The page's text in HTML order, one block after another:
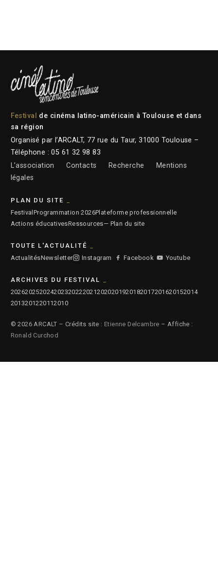
Festival
de cinéma latino-américain à Toulouse et dans
sa région
Organisé par l’ARCALT, 77 rue du Taur, 31000 Toulouse –
Téléphone : 05 61 32 98 83
L’association
Contacts Recherche
Mentions
légales
PLAN DU SITE
Festival Programmation 2026Plateforme professionnelle
Actions éducativesRessources— Plan du site
TOUTE L'ACTUALITÉ
ActualitésNewsletter Instagram Facebook Youtube
ARCHIVES DU FESTIVAL
2026202520242023202220212020201920182017201620152014
2013201220112010
© 2026 ARCALT – Crédits site : Etienne Delcambre – Affiche :
Ronald Curchod